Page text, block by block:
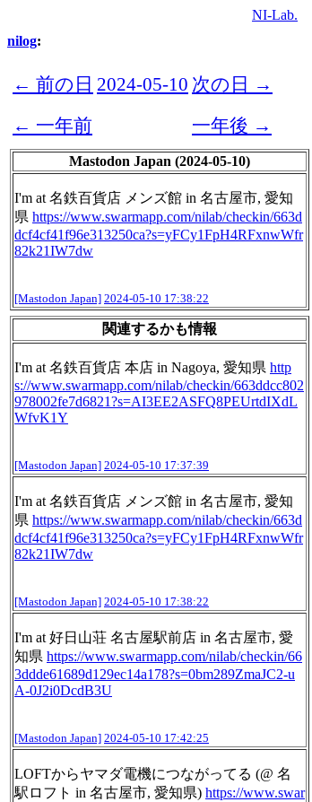
NI-Lab.
nilog:
← 前の日 2024-05-10 次の日 →
← 一年前
一年後 →
Mastodon Japan (2024-05-10)
I'm at 名鉄百貨店 メンズ館 in 名古屋市, 愛知
県 https://www.swarmapp.com/nilab/checkin/663d
dcf4cf41f96e313250ca?s=yFCy1FpH4RFxnwWfr
82k21IW7dw
[Mastodon Japan] 2024-05-10 17:38:22
関連するかも情報
I'm at 名鉄百貨店 本店 in Nagoya, 愛知県 http
s://www.swarmapp.com/nilab/checkin/663ddcc802
978002fe7d6821?s=AI3EE2ASFQ8PEUrtdIXdL
WfvK1Y
[Mastodon Japan] 2024-05-10 17:37:39
I'm at 名鉄百貨店 メンズ館 in 名古屋市, 愛知
県 https://www.swarmapp.com/nilab/checkin/663d
dcf4cf41f96e313250ca?s=yFCy1FpH4RFxnwWfr
82k21IW7dw
[Mastodon Japan] 2024-05-10 17:38:22
I'm at 好日山荘 名古屋駅前店 in 名古屋市, 愛
知県 https://www.swarmapp.com/nilab/checkin/66
3ddde61689d129ec14a178?s=0bm289ZmaJC2-u
A-0J2i0DcdB3U
[Mastodon Japan] 2024-05-10 17:42:25
LOFTからヤマダ電機につながってる (@ 名
駅ロフト in 名古屋市, 愛知県) https://www.swar